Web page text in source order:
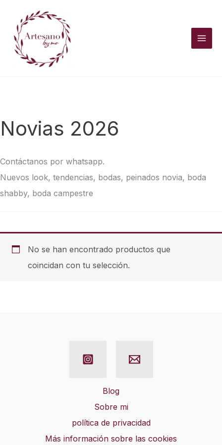
contenido
Novias 2026
Contáctanos por whatsapp.
Nuevos look, tendencias, bodas, peinados novia, boda
shabby, boda campestre
No se han encontrado productos que
coincidan con tu selección.
Blog
Sobre mi
política de privacidad
Más información sobre las cookies